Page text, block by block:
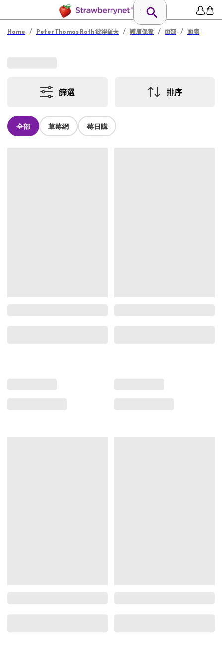
Home / Peter Thomas Roth 彼得羅夫 / 護膚保養 / 面部 / 面膜
篩選 排序
全部 草莓網 莓日購